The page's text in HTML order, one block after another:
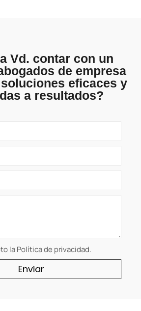
Vd. contar con un
de empresa
eficaces y
a resultados?
la Política de privacidad.
Enviar